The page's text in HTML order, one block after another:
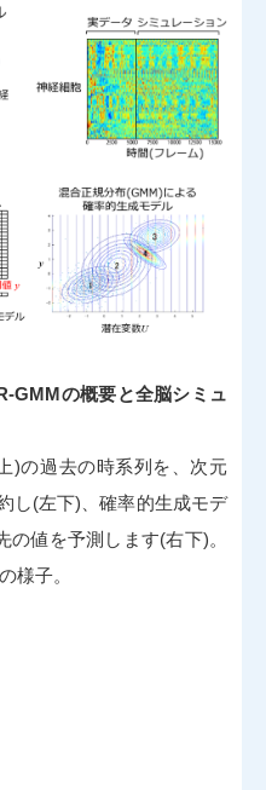
GMMの概要と全脳シミュ
)の過去の時系列を、次元
し(左下)、確率的生成モデ
の値を予測します(右下)。
様子。